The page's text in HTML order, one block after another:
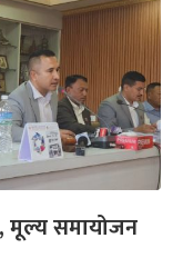
मूल्य समायोजन